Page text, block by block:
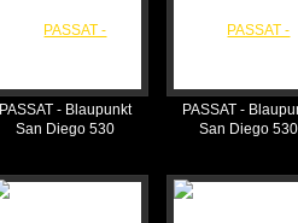
PASSAT - Blaupunkt
San Diego 530
PASSAT -
San Diego 530